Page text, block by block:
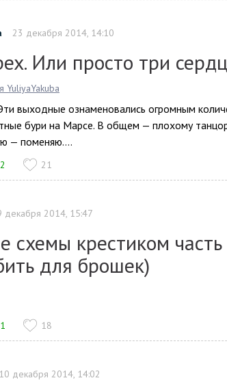
23 декабря 2014, 14:10
Или просто три
YuliyaYakuba
выходные ознаменовались огромным
бури на Марсе. В общем — плохому
— поменяю....
21
декабря 2014, 15:47
схемы крестиком
для брошек)
18
10 декабря 2014, 14:02